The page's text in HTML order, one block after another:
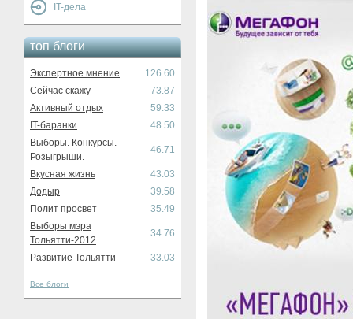
IT-дела
топ блоги
Экспертное мнение
126.60
Сейчас скажу
73.87
Активный отдых
59.33
IT-баранки
48.50
Выборы. Конкурсы.
Розыгрыши.
46.71
Вкусная жизнь
43.03
Додыр
39.58
Полит просвет
35.49
Выборы мэра
Тольятти-2012
34.76
Развитие Тольятти 33.03
Все блоги